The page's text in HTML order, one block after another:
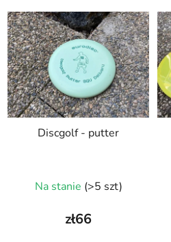
a
n
i
e
p
r
o
L
i
s
t
a
p
r
Discgolf - putter
Na stanie (>5 szt)
zł66